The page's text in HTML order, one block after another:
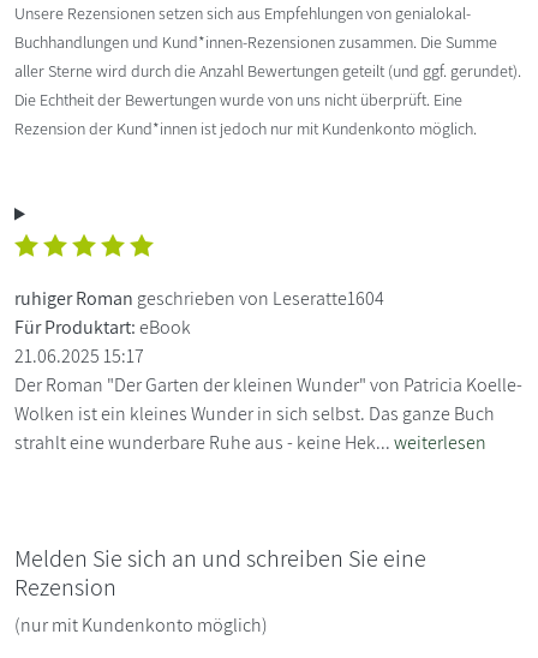
Unsere Rezensionen setzen sich aus Empfehlungen von genialokal-
Buchhandlungen und Kund*innen-Rezensionen zusammen. Die Summe
aller Sterne wird durch die Anzahl Bewertungen geteilt (und ggf. gerundet).
Die Echtheit der Bewertungen wurde von uns nicht überprüft. Eine
Rezension der Kund*innen ist jedoch nur mit Kundenkonto möglich.
ruhiger Roman geschrieben von Leseratte1604
Für Produktart:eBook
21.06.2025 15:17
Der Roman "Der Garten der kleinen Wunder" von Patricia Koelle-
Wolken ist ein kleines Wunder in sich selbst. Das ganze Buch
strahlt eine wunderbare Ruhe aus - keine Hek...weiterlesen
Melden Sie sich an und schreiben Sie eine
Rezension
(nur mit Kundenkonto möglich)